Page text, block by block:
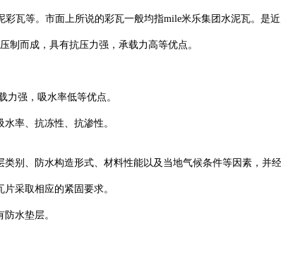
瓦等。市面上所说的彩瓦一般均指mile米乐集团水泥瓦。是近
制而成，具有抗压力强，承载力高等优点。
力强，吸水率低等优点。
率、抗冻性、抗渗性。
别、防水构造形式、材料性能以及当地气候条件等因素，并
采取相应的紧固要求。
水垫层。